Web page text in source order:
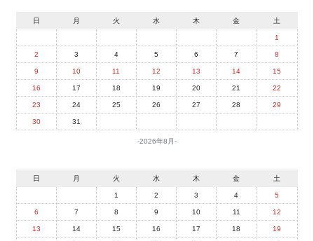
2026年8月
日 月 火 水 木 金 土
1
2 3 4 5 6 7 8
9 10 11 12 13 14 15
16 17 18 19 20 21 22
23 24 25 26 27 28 29
30 31
日 月 火 水 木 金 土
1 2 3 4 5
6 7 8 9 10 11 12
13 14 15 16 17 18 19